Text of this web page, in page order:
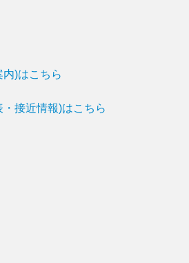
)はこちら
接近情報)はこちら